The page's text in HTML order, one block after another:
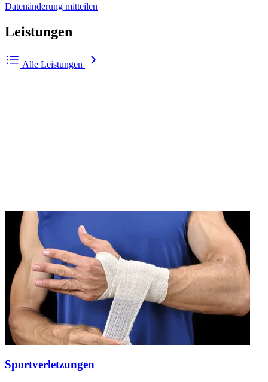
Datenänderung mitteilen
Leistungen
Alle Leistungen
Sportverletzungen